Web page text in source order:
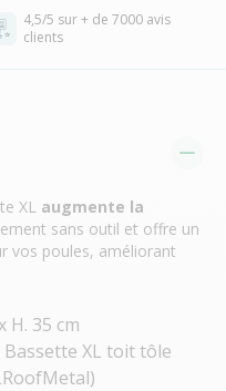
4,5/5 sur + de 7000 avis
clients
XL augmente la
sans outil et offre un
vos poules, améliorant
H. 35 cm
XL toit tôle